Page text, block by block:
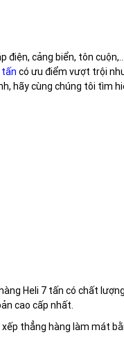
điện, cảng biển, tôn
tấn có ưu điểm vượt trội
hãy cùng chúng tôi tìm
Heli 7 tấn có chất
cao cấp nhất.
thẳng hàng làm mát